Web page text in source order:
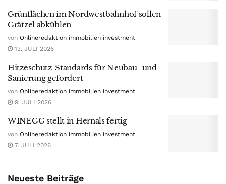
Grünflächen im Nordwestbahnhof sollen
Grätzel abkühlen
von Onlineredaktion immobilien investment
13. JULI 2026
Hitzeschutz-Standards für Neubau- und
Sanierung gefordert
von Onlineredaktion immobilien investment
9. JULI 2026
WINEGG stellt in Hernals fertig
von Onlineredaktion immobilien investment
7. JULI 2026
Neueste Beiträge